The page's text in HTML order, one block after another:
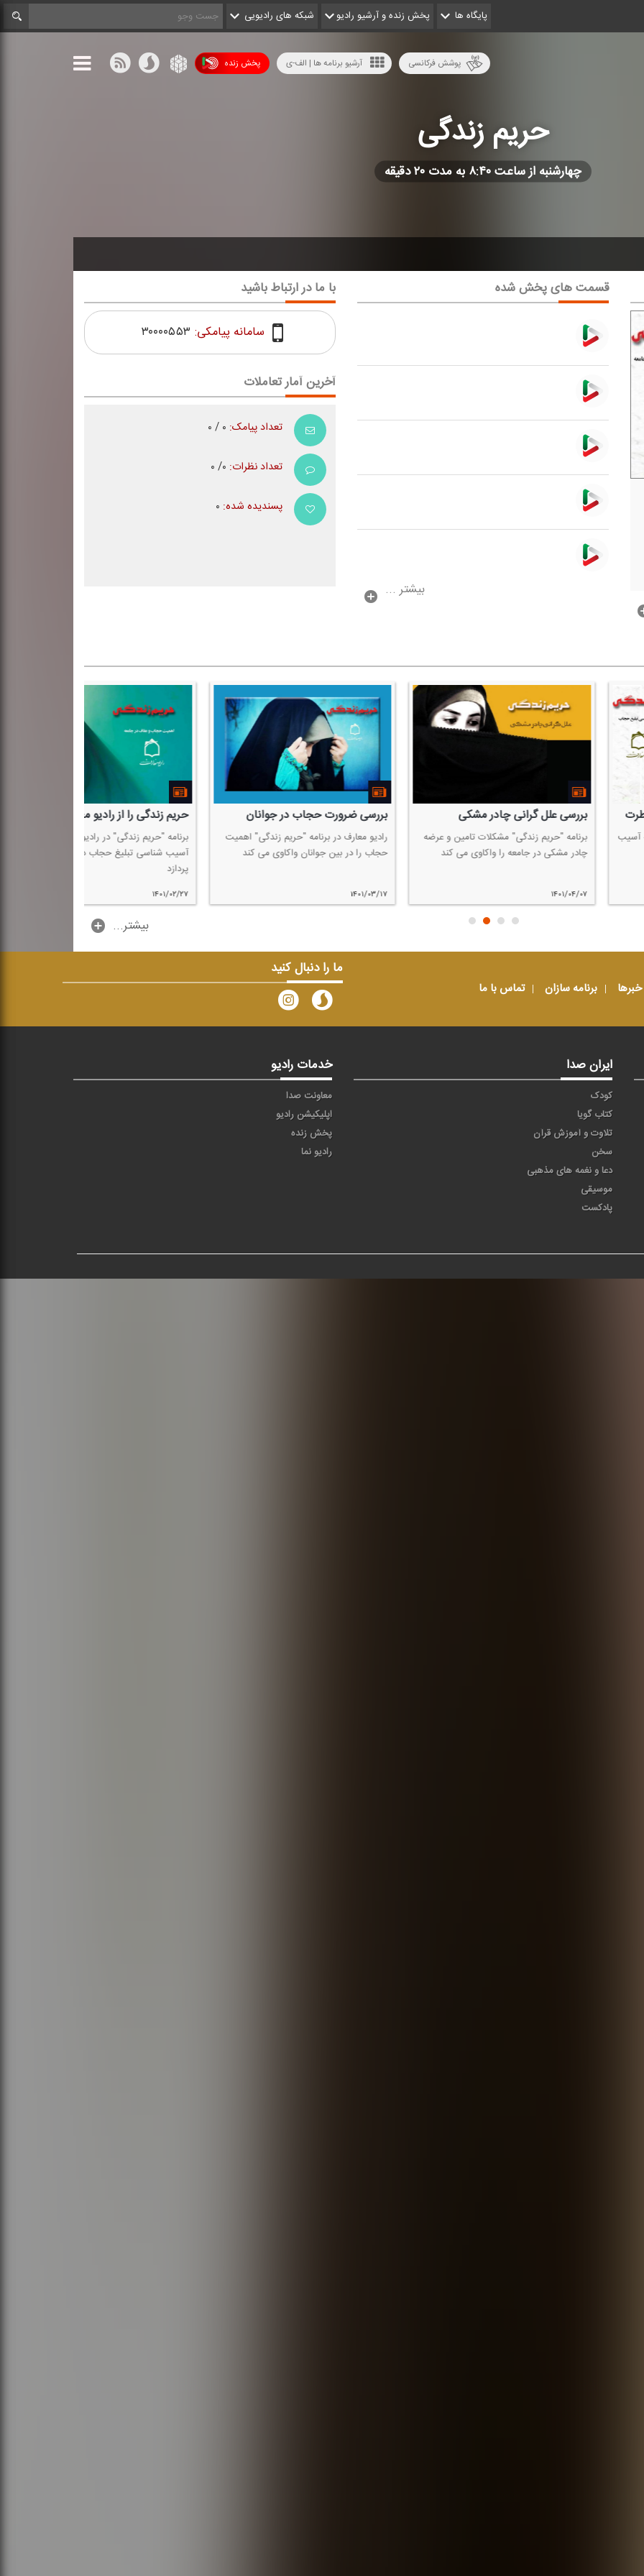
پایگاه ها پخش زنده و آرشیو رادیو شبکه های رادیویی
پخش زنده آرشیو برنامه ها | الف-ی پوشش فرکانسی
حریم زندگی
چهارشنبه از ساعت ۸:۴۰ به مدت ۲۰ دقیقه
قسمت های پخش شده
بیشتر ...
با ما در ارتباط باشید
سامانه پیامکی: ۳۰۰۰۰۵۵۳
آخرین آمار تعاملات
تعداد پیامک:
تعداد نظرات:
پسندیده شده:
علل گرانی چادر مشكی
"حریم زندگی" مشكلات تامین و عرضه
مشكی در جامعه را واكاوی می كند
بررسی ضرورت حجاب در جوانان
رادیو معارف در برنامه "حریم زندگی" اهمیت
حجاب را در بین جوانان واكاوی می كند
حریم زندگی را از رادیو معارف بشنوید
برنامه "حریم زندگی" در رادیو معارف به تبیین
آسیب شناسی تبلیغ حجاب در جامعه می
...بیشتر
خبرها برنامه سازان تماس با ما
ما را دنبال کنید
ایران صدا
کودک
کتاب گویا
تلاوت و آموزش قرآن
سخن
دعا و نغمه های مذهبی
موسیقی
پادکست
خدمات رادیو
معاونت صدا
اپلیکیشن رادیو
پخش زنده
رادیو نما